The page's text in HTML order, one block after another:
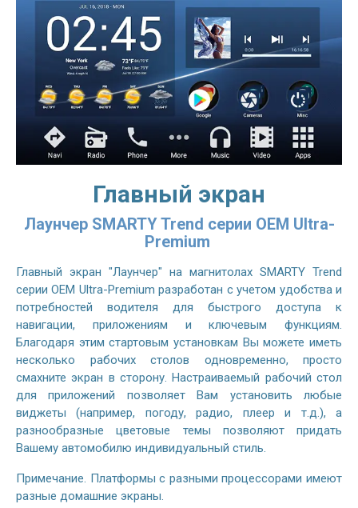
Главный экран
Лаунчер SMARTY Trend серии OEM Ultra-
Premium
Главный экран "Лаунчер" на магнитолах SMARTY Trend
серии OEM Ultra-Premium разработан с учетом удобства и
потребностей водителя для быстрого доступа к
навигации, приложениям и ключевым функциям.
Благодаря этим стартовым установкам Вы можете иметь
несколько рабочих столов одновременно, просто
смахните экран в сторону. Настраиваемый рабочий стол
для приложений позволяет Вам установить любые
виджеты (например, погоду, радио, плеер и т.д.), а
разнообразные цветовые темы позволяют придать
Вашему автомобилю индивидуальный стиль.
Примечание. Платформы с разными процессорами имеют
разные домашние экраны.